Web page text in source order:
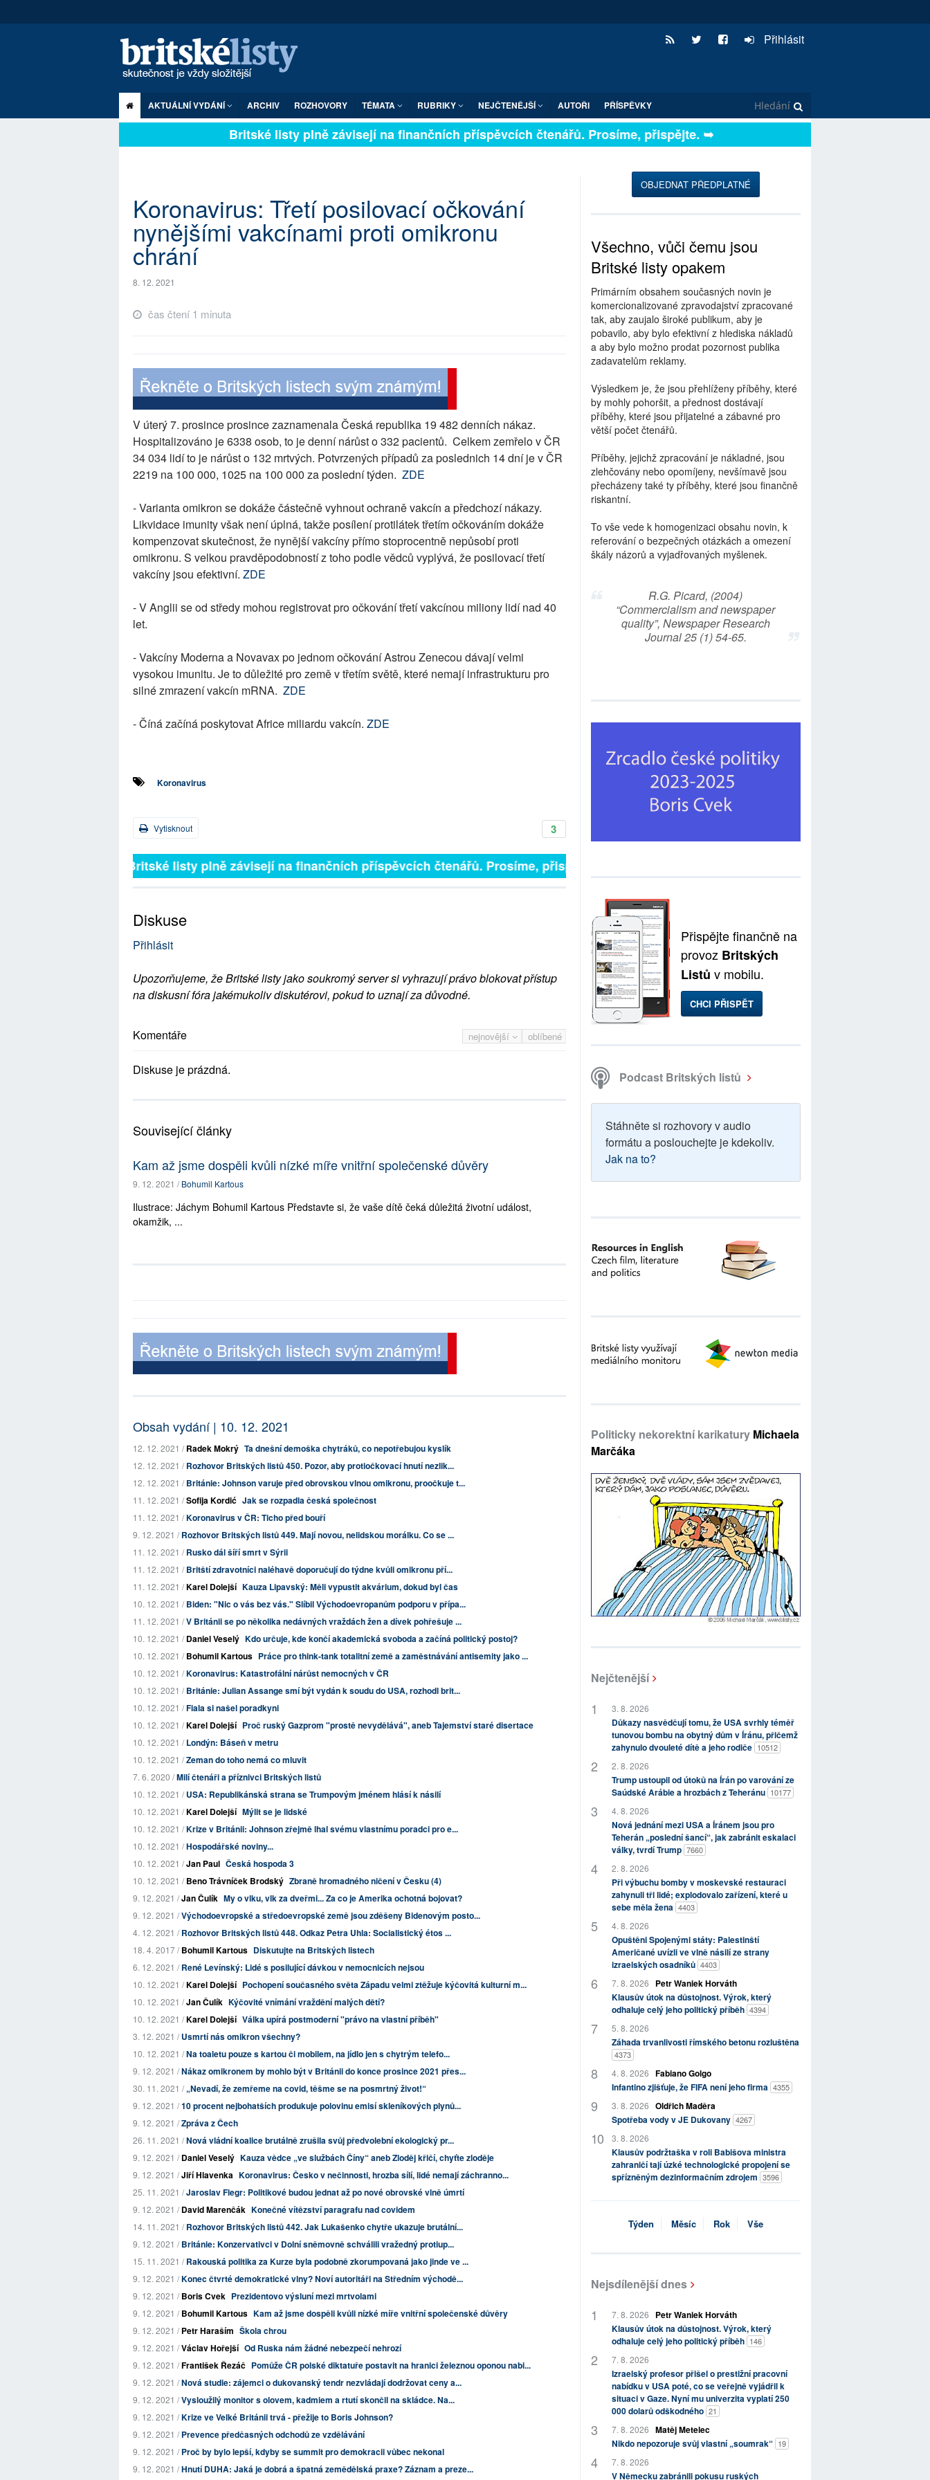
Přihlásit
AKTUÁLNÍ VYDÁNÍ ARCHIV ROZHOVORY TÉMATA RUBRIKY NEJČTENĚJŠÍ AUTOŘI PŘÍSPĚVKY
Britské listy plně závisejí na finančních příspěvcích čtenářů. Prosíme, přispějte. ➥
Koronavirus: Třetí posilovací očkování
nynějšími vakcínami proti omikronu
chrání
8. 12. 2021
čas čtení 1 minuta
V úterý 7. prosince prosince zaznamenala Česká republika 19 482 denních nákaz.
Hospitalizováno je 6338 osob, to je denní nárůst o 332 pacientů. Celkem zemřelo v ČR
34 034 lidí to je nárůst o 132 mrtvých. Potvrzených případů za poslednich 14 dní je v ČR
2219 na 100 000, 1025 na 100 000 za poslední týden. ZDE
- Varianta omikron se dokáže částečně vyhnout ochraně vakcín a předchozí nákazy.
Likvidace imunity však není úplná, takže posílení protilátek třetím očkováním dokáže
kompenzovat skutečnost, že nynější vakcíny přímo stoprocentně nepůsobí proti
omikronu. S velkou pravděpodobností z toho podle vědců vyplývá, že posilovací třetí
vakcíny jsou efektivní. ZDE
- V Anglii se od středy mohou registrovat pro očkování třetí vakcínou miliony lidí nad 40
let.
- Vakcíny Moderna a Novavax po jednom očkování Astrou Zenecou dávají velmi
vysokou imunitu. Je to důležité pro země v třetím světě, které nemají infrastrukturu pro
silné zmrazení vakcín mRNA. ZDE
- Číná začíná poskytovat Africe miliardu vakcín. ZDE
Koronavirus
3
Vytisknout
Britské listy plně závisejí na finančních příspěvcích čtenářů. Prosíme, přispějte. ➥
Diskuse
Přihlásit
Upozorňujeme, že Britské listy jako soukromý server si vyhrazují právo blokovat přístup
na diskusní fóra jakémukoliv diskutérovi, pokud to uznají za důvodné.
nejnovější oblíbené
Komentáře
Diskuse je prázdná.
Související články
Kam až jsme dospěli kvůli nízké míře vnitřní společenské důvěry
9. 12. 2021 /Bohumil Kartous
Ilustrace: Jáchym Bohumil Kartous Představte si, že vaše dítě čeká důležitá životní událost,
okamžik, ...
Obsah vydání | 10. 12. 2021
12. 12. 2021 /Radek Mokrý Ta dnešní demoška chytráků, co nepotřebujou kyslík
12. 12. 2021 /Rozhovor Britských listů 450. Pozor, aby protiočkovací hnutí nezlik...
12. 12. 2021 /Británie: Johnson varuje před obrovskou vlnou omikronu, proočkuje t...
11. 12. 2021 /Sofija Kordić Jak se rozpadla česká společnost
11. 12. 2021 /Koronavirus v ČR: Ticho před bouří
9. 12. 2021 /Rozhovor Britských listů 449. Mají novou, nelidskou morálku. Co se ...
11. 12. 2021 /Rusko dál šíří smrt v Sýrii
11. 12. 2021 /Britští zdravotníci naléhavě doporučují do týdne kvůli omikronu pří...
11. 12. 2021 /Karel Dolejší Kauza Lipavský: Měli vypustit akvárium, dokud byl čas
10. 12. 2021 /Biden: "Nic o vás bez vás." Slíbil Východoevropanům podporu v přípa...
11. 12. 2021 /V Británii se po několika nedávných vraždách žen a dívek pohřešuje ...
10. 12. 2021 /Daniel Veselý Kdo určuje, kde končí akademická svoboda a začíná politický postoj?
10. 12. 2021 /Bohumil Kartous Práce pro think-tank totalitní země a zaměstnávání antisemity jako ...
10. 12. 2021 /Koronavirus: Katastrofální nárůst nemocných v ČR
10. 12. 2021 /Británie: Julian Assange smí být vydán k soudu do USA, rozhodl brit...
10. 12. 2021 /Fiala si našel poradkyni
10. 12. 2021 /Karel Dolejší Proč ruský Gazprom "prostě nevydělává", aneb Tajemství staré disertace
10. 12. 2021 /Londýn: Báseň v metru
10. 12. 2021 /Zeman do toho nemá co mluvit
7. 6. 2020 /Milí čtenáři a příznivci Britských listů
10. 12. 2021 /USA: Republikánská strana se Trumpovým jménem hlásí k násilí
10. 12. 2021 /Karel Dolejší Mýlit se je lidské
10. 12. 2021 /Krize v Británii: Johnson zřejmě lhal svému vlastnímu poradci pro e...
10. 12. 2021 /Hospodářské noviny...
10. 12. 2021 /Jan Paul Česká hospoda 3
10. 12. 2021 /Beno Trávníček Brodský Zbraně hromadného ničení v Česku (4)
9. 12. 2021 /Jan Čulík My o vlku, vlk za dveřmi... Za co je Amerika ochotná bojovat?
9. 12. 2021 /Východoevropské a středoevropské země jsou zděšeny Bidenovým posto...
4. 12. 2021 /Rozhovor Britských listů 448. Odkaz Petra Uhla: Socialistický étos ...
18. 4. 2017 /Bohumil Kartous Diskutujte na Britských listech
6. 12. 2021 /René Levínský: Lidé s posilující dávkou v nemocnicích nejsou
10. 12. 2021 /Karel Dolejší Pochopení současného světa Západu velmi ztěžuje kýčovitá kulturní m...
10. 12. 2021 /Jan Čulík Kýčovité vnímání vraždění malých dětí?
10. 12. 2021 /Karel Dolejší Válka upírá postmoderní "právo na vlastní příběh"
3. 12. 2021 /Usmrtí nás omikron všechny?
10. 12. 2021 /Na toaletu pouze s kartou či mobilem, na jídlo jen s chytrým telefo...
9. 12. 2021 /Nákaz omikronem by mohlo být v Británii do konce prosince 2021 přes...
30. 11. 2021 /„Nevadí, že zemřeme na covid, těšme se na posmrtný život!“
9. 12. 2021 /10 procent nejbohatších produkuje polovinu emisí skleníkových plynů...
9. 12. 2021 /Zpráva z Čech
26. 11. 2021 /Nová vládní koalice brutálně zrušila svůj předvolební ekologický pr...
9. 12. 2021 /Daniel Veselý Kauza vědce „ve službách Číny“ aneb Zloděj křičí, chyťte zloděje
9. 12. 2021 /Jiří Hlavenka Koronavirus: Česko v nečinnosti, hrozba sílí, lidé nemají záchranno...
25. 11. 2021 /Jaroslav Flegr: Politikové budou jednat až po nové obrovské vlně úmrtí
9. 12. 2021 /David Marenčák Konečné vítězství paragrafu nad covidem
14. 11. 2021 /Rozhovor Britských listů 442. Jak Lukašenko chytře ukazuje brutální...
9. 12. 2021 /Británie: Konzervativci v Dolní sněmovně schválili vražedný protiup...
15. 11. 2021 /Rakouská politika za Kurze byla podobně zkorumpovaná jako jinde ve ...
9. 12. 2021 /Konec čtvrté demokratické vlny? Noví autoritáři na Středním východě...
9. 12. 2021 /Boris Cvek Prezidentovo výsluní mezi mrtvolami
9. 12. 2021 /Bohumil Kartous Kam až jsme dospěli kvůli nízké míře vnitřní společenské důvěry
9. 12. 2021 /Petr Haraším Škola chrou
9. 12. 2021 /Václav Hořejší Od Ruska nám žádné nebezpečí nehrozí
9. 12. 2021 /František Řezáč Pomůže ČR polské diktatuře postavit na hranici železnou oponou nabi...
9. 12. 2021 /Nová studie: zájemci o dukovanský tendr nezvládají dodržovat ceny a...
9. 12. 2021 /Vysloužilý monitor s olovem, kadmiem a rtutí skončil na skládce. Na...
9. 12. 2021 /Krize ve Velké Británii trvá - přežije to Boris Johnson?
9. 12. 2021 /Prevence předčasných odchodů ze vzdělávání
9. 12. 2021 /Proč by bylo lepší, kdyby se summit pro demokracii vůbec nekonal
9. 12. 2021 /Hnutí DUHA: Jaká je dobrá a špatná zemědělská praxe? Záznam a preze...
OBJEDNAT PŘEDPLATNÉ
Všechno, vůči čemu jsou
Britské listy opakem
Primárním obsahem současných novin je
komercionalizované zpravodajství zpracované
tak, aby zaujalo široké publikum, aby je
pobavilo, aby bylo efektivní z hlediska nákladů
a aby bylo možno prodat pozornost publika
zadavatelům reklamy.
Výsledkem je, že jsou přehlíženy příběhy, které
by mohly pohoršit, a přednost dostávají
příběhy, které jsou přijatelné a zábavné pro
větší počet čtenářů.
Příběhy, jejichž zpracování je nákladné, jsou
zlehčovány nebo opomíjeny, nevšímavě jsou
přecházeny také ty příběhy, které jsou finančně
riskantní.
To vše vede k homogenizaci obsahu novin, k
referování o bezpečných otázkách a omezení
škály názorů a vyjadřovaných myšlenek.
R.G. Picard, (2004)
“Commercialism and newspaper
quality”, Newspaper Research
Journal 25 (1) 54-65.
Přispějte finančně na
provoz Britských
Listů v mobilu.
CHCI PŘISPĚT
Podcast Britských listů
Stáhněte si rozhovory v audio
formátu a poslouchejte je kdekoliv.
Jak na to?
Politicky nekorektní karikatury Michaela
Marčáka
Nejčtenější
3. 8. 2026
Důkazy nasvědčují tomu, že USA svrhly téměř
tunovou bombu na obytný dům v Íránu, přičemž
zahynulo dvouleté dítě a jeho rodiče 10512
2. 8. 2026
Trump ustoupil od útoků na Írán po varování ze
Saúdské Arábie a hrozbách z Teheránu 10177
4. 8. 2026
Nová jednání mezi USA a Íránem jsou pro
Teherán „poslední šancí“, jak zabránit eskalaci
války, tvrdí Trump 7660
2. 8. 2026
Při výbuchu bomby v moskevské restauraci
zahynuli tři lidé; explodovalo zařízení, které u
sebe měla žena 4403
4. 8. 2026
Opuštěni Spojenými státy: Palestinští
Američané uvízli ve vlně násilí ze strany
izraelských osadníků 4403
7. 8. 2026
Petr Waniek Horváth
Klausův útok na důstojnost. Výrok, který
odhaluje celý jeho politický příběh 4394
5. 8. 2026
Záhada trvanlivosti římského betonu rozluštěna
4373
4. 8. 2026 Fabiano Golgo
Infantino zjišťuje, že FIFA není jeho firma 4355
3. 8. 2026 Oldřich Maděra
Spotřeba vody v JE Dukovany 4267
3. 8. 2026
Klausův podržtaška v roli Babišova ministra
zahraničí tají úzké technologické propojení se
spřízněným dezinformačním zdrojem 3596
Týden Měsíc Rok Vše
Nejsdílenější dnes
7. 8. 2026
Petr Waniek Horváth
Klausův útok na důstojnost. Výrok, který
odhaluje celý jeho politický příběh 146
7. 8. 2026
Izraelský profesor přišel o prestižní pracovní
nabídku v USA poté, co se veřejně vyjádřil k
situaci v Gaze. Nyní mu univerzita vyplatí 250
000 dolarů odškodného 21
7. 8. 2026 Matěj Metelec
Nikdo nepozoruje svůj vlastní „soumrak“ 19
7. 8. 2026
V Německu zabránili pokusu ruských